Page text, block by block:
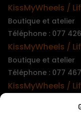
KissMyWheels /
Boutique et atelier
Téléphone : 077
KissMyWheels /
Boutique et atelier
Téléphone : 077
KissMyWheels /
Téléphone : 079